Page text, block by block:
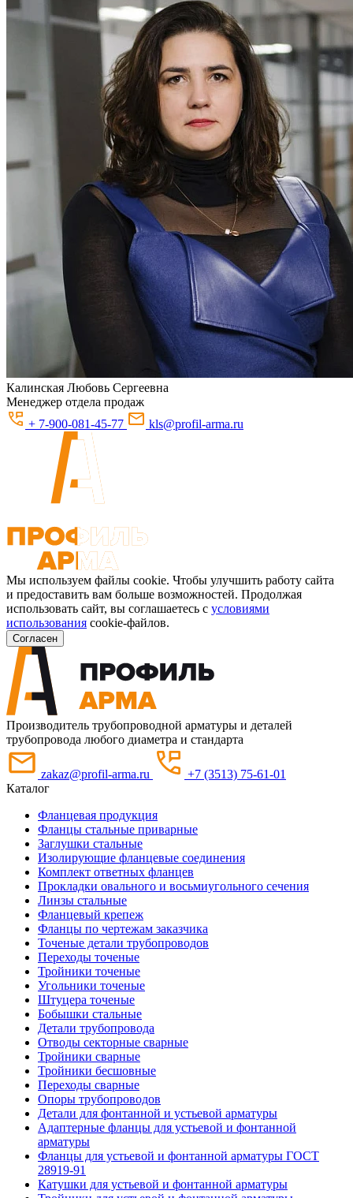
Калинская Любовь Сергеевна
Менеджер отдела продаж
+ 7-900-081-45-77
kls@profil-arma.ru
Мы используем файлы cookie. Чтобы улучшить работу сайта
и предоставить вам больше возможностей. Продолжая
использовать сайт, вы соглашаетесь с условиями
использования cookie-файлов.
Согласен
Производитель трубопроводной арматуры и деталей
трубопровода любого диаметра и стандарта
zakaz@profil-arma.ru
+7 (3513) 75-61-01
Каталог
Фланцевая продукция
Фланцы стальные приварные
Заглушки стальные
Изолирующие фланцевые соединения
Комплект ответных фланцев
Прокладки овального и восьмиугольного сечения
Линзы стальные
Фланцевый крепеж
Фланцы по чертежам заказчика
Точеные детали трубопроводов
Переходы точеные
Тройники точеные
Угольники точеные
Штуцера точеные
Бобышки стальные
Детали трубопровода
Отводы секторные сварные
Тройники сварные
Тройники бесшовные
Переходы сварные
Опоры трубопроводов
Детали для фонтанной и устьевой арматуры
Адаптерные фланцы для устьевой и фонтанной
арматуры
Фланцы для устьевой и фонтанной арматуры ГОСТ
28919-91
Катушки для устьевой и фонтанной арматуры